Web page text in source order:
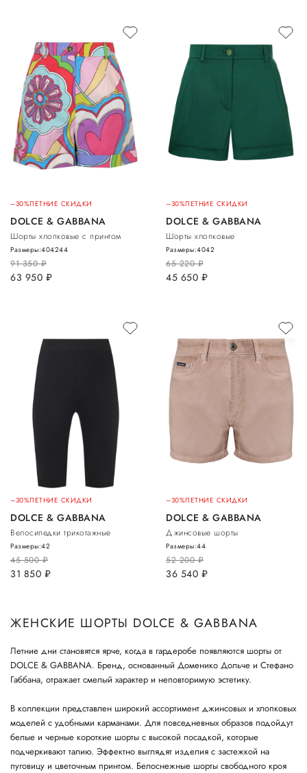
–30%ЛЕТНИЕ СКИДКИ
DOLCE & GABBANA
Шорты хлопковые с принтом
91 350руб.
63 950 руб.
Размеры:404244
–30%ЛЕТНИЕ СКИДКИ
DOLCE & GABBANA
Шорты хлопковые
65 220руб.
45 650 руб.
Размеры:4042
–30%ЛЕТНИЕ СКИДКИ
DOLCE & GABBANA
Велосипедки трикотажные
45 500руб.
31 850 руб.
Размеры:42
–30%ЛЕТНИЕ СКИДКИ
DOLCE & GABBANA
Джинсовые шорты
52 200руб.
36 540 руб.
Размеры:44
ЖЕНСКИЕ ШОРТЫ DOLCE & GABBANA
Летние дни становятся ярче, когда в гардеробе появляются шорты от
DOLCE & GABBANA. Бренд, основанный Доменико Дольче и Стефано
Габбана, отражает смелый характер и неповторимую эстетику.
В коллекции представлен широкий ассортимент джинсовых и хлопковых
моделей с удобными карманами. Для повседневных образов подойдут
белые и черные короткие шорты с высокой посадкой, которые
подчеркивают талию. Эффектно выглядят изделия с застежкой на
пуговицу и цветочным принтом. Белоснежные шорты свободного кроя